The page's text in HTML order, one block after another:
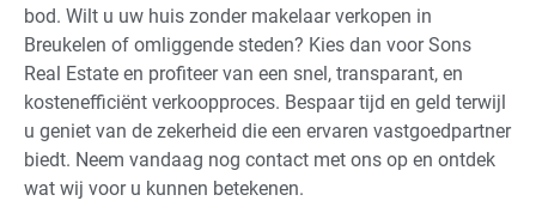
bod. Wilt u uw huis zonder makelaar verkopen in
Breukelen of omliggende steden? Kies dan voor Sons
Real Estate en profiteer van een snel, transparant, en
kostenefficiënt verkoopproces. Bespaar tijd en geld terwijl
u geniet van de zekerheid die een ervaren vastgoedpartner
biedt. Neem vandaag nog contact met ons op en ontdek
wat wij voor u kunnen betekenen.